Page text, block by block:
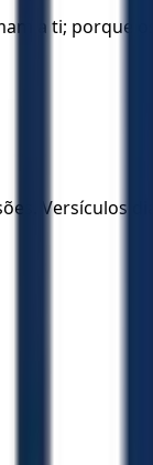
a ti; porque
Versículos